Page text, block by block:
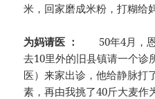
米，回家磨成米粉，打糊给
为妈请医 ：
50年4月，恩
去10里外的旧县镇请一个诊
医）来家出诊，他给静脉打
素，再由我挑了40斤大麦作